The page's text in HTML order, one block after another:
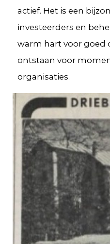
actief. Het is een
investeerders en
warm hart voor goed
ontstaan voor
organisaties.